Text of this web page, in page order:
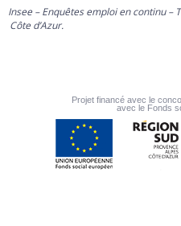
Insee – Enquêtes emploi en continu –
Côte d’Azur.
Projet financé avec le
avec le Fonds